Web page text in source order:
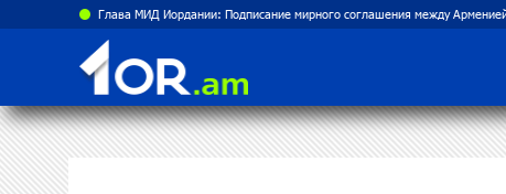
Глава МИД Иордании: Подписание мирного соглашения между